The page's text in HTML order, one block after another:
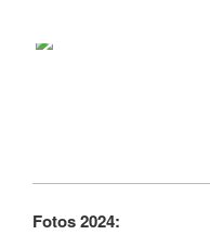
Fotos 2024: